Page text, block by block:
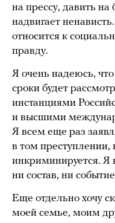
на прессу, давить на
надвигает
относится к
правду.
Я очень надеюсь,
сроки будет
инстанциями
и высшими
Я всем еще раз
в том преступлении,
инкриминируется. Я
ни состав, ни
Еще отдельно хочу
моей семье, моим